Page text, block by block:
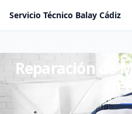
Servicio Técnico Balay Cádiz
Reparación de